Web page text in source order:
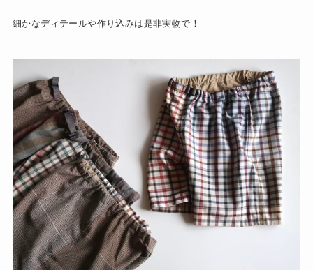
細かなディテールや作り込みは是非実物で！